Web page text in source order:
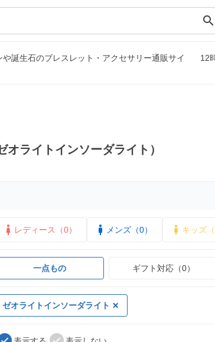
search
誕生石のブレスレット・アクセサリー通販サイ
12
オライトインソーダライト）
レディース（0） メンズ（0） キッズ（
一点もの ギフト対応（0）
ゼオライトインソーダライト